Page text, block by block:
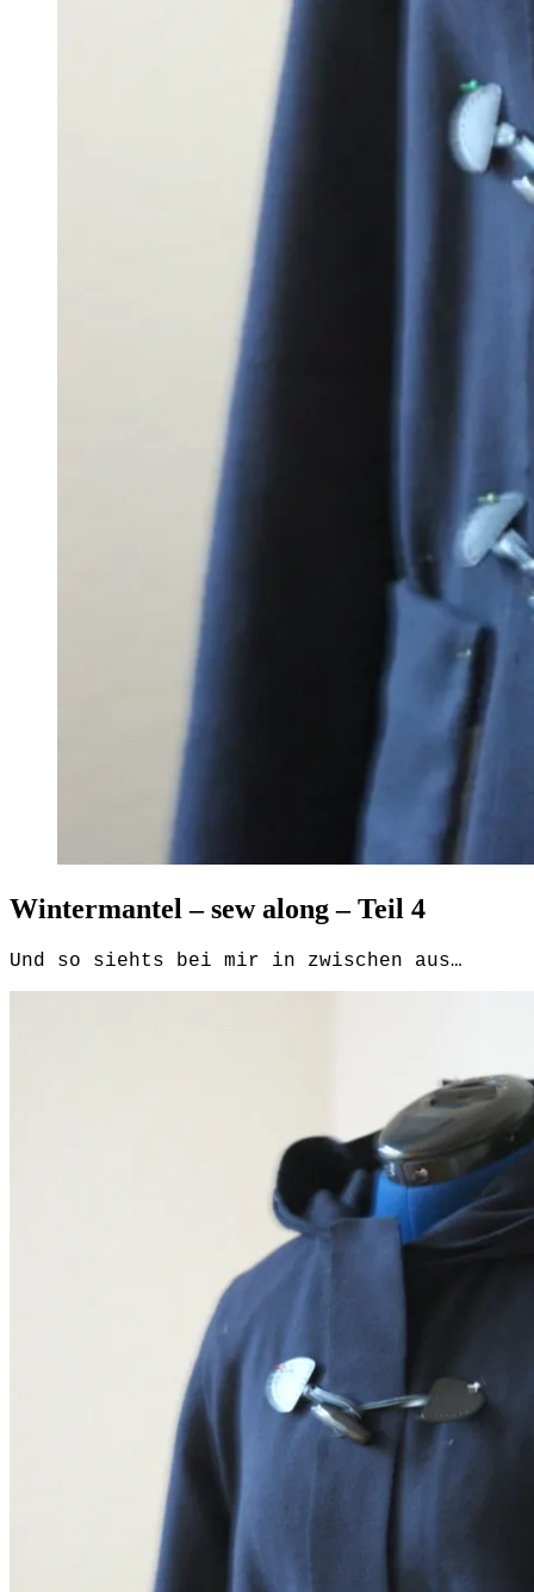
Wintermantel – sew along – Teil 4
Und so siehts bei mir in zwischen aus…